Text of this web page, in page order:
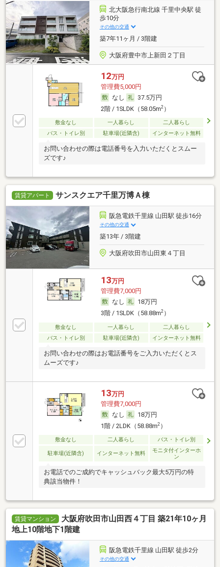
北大阪急行南北線 千里中央駅 徒
歩10分
その他の交通
築7年11ヶ月 / 3階建
大阪府豊中市上新田２丁目
12万円
管理費5,000円
なし
37.5万円
2階 / 1SLDK（58.05m2）
敷金なし 一人暮らし
二人暮らし
バス・トイレ別
駐車場(近隣含) インターネット無料
お問い合わせの際は電話番号を入力いただくとスムー
ズです♪
賃貸アパート サンスクエア千里万博Ａ棟
阪急電鉄千里線 山田駅 徒歩16分
その他の交通
築13年 / 3階建
大阪府吹田市山田東４丁目
13万円
管理費7,000円
なし
18万円
3階 / 1SLDK（58.88m2）
敷金なし 一人暮らし
二人暮らし
バス・トイレ別
駐車場(近隣含) インターネット無料
お問い合わせの際はお電話番号をご入力いただくとス
ムーズです♪
13万円
管理費7,000円
なし
18万円
1階 / 2LDK（58.88m2）
敷金なし 二人暮らし バス・トイレ別
駐車場(近隣含) インターネット無料
モニタ付インターホ
ン
お電話でのご成約でキャッシュバック最大5万円の特
典該当物件！
賃貸マンション
大阪府吹田市山田西４丁目 築21年10ヶ月
地上10階地下1階建
阪急電鉄千里線 山田駅 徒歩2分
その他の交通